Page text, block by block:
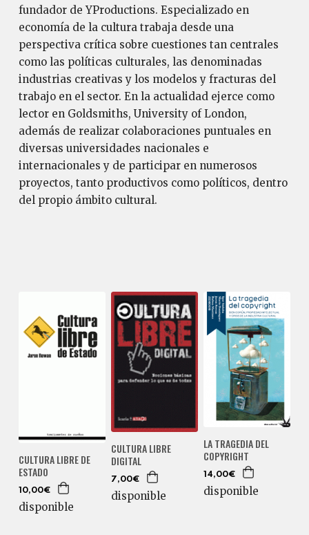
fundador de YProductions. Especializado en
economía de la cultura trabaja desde una
perspectiva crítica sobre cuestiones tan centrales
como las políticas culturales, las denominadas
industrias creativas y los modelos y fracturas del
trabajo en el sector. En la actualidad ejerce como
lector en Goldsmiths, University of London,
además de realizar colaboraciones puntuales en
diversas universidades nacionales e
internacionales y de participar en numerosos
proyectos, tanto productivos como políticos, dentro
del propio ámbito cultural.
CULTURA LIBRE DE
ESTADO
10,00€
disponible
CULTURA LIBRE
DIGITAL
7,00€
disponible
LA TRAGEDIA DEL
COPYRIGHT
14,00€
disponible